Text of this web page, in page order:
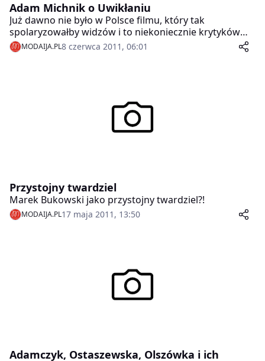
Adam Michnik o Uwikłaniu
Już dawno nie było w Polsce filmu, który tak
spolaryzowałby widzów i to niekoniecznie krytyków
filmowych, na co dzień obcujących z X muzą.
MODAIJA.PL8 czerwca 2011, 06:01
Przystojny twardziel
Marek Bukowski jako przystojny twardziel?!
MODAIJA.PL17 maja 2011, 13:50
Adamczyk, Ostaszewska, Olszówka i ich